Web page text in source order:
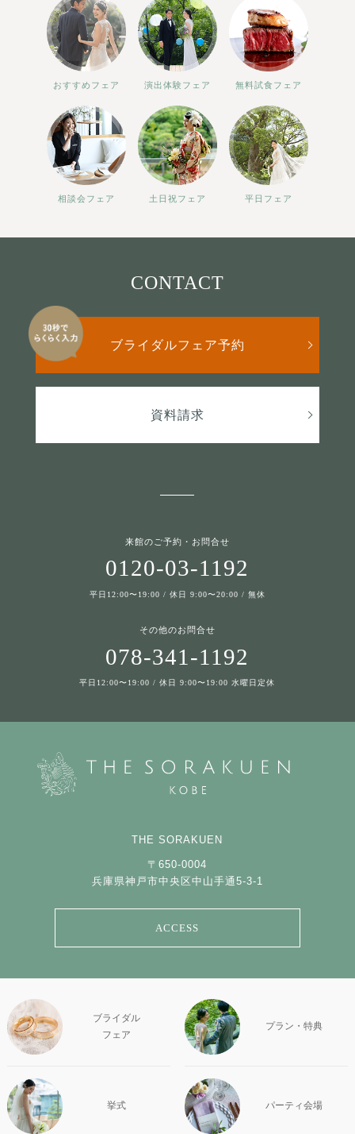
おすすめフェア 演出体験フェア 無料試食フェア
相談会フェア 土日祝フェア 平日フェア
CONTACT
ブライダルフェア予約
資料請求
来館のご予約・お問合せ
0120-03-1192
平日12:00〜19:00 / 休日 9:00〜20:00 / 無休
その他のお問合せ
078-341-1192
平日12:00〜19:00 / 休日 9:00〜19:00 水曜日定休
THE SORAKUEN
〒650-0004
兵庫県神戸市中央区中山手通5-3-1
ACCESS
ブライダル
フェア
プラン・特典
挙式 パーティ会場